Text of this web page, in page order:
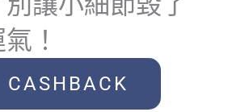
！
CASHBACK